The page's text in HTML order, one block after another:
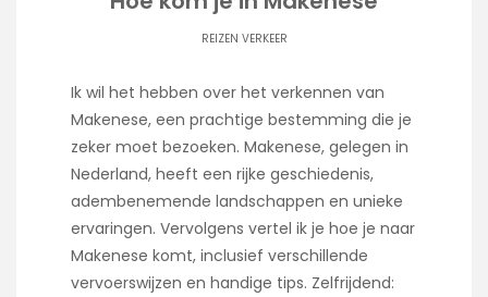
REIZEN VERKEER
Ik wil het hebben over het verkennen van
Makenese, een prachtige bestemming die je
zeker moet bezoeken. Makenese, gelegen in
Nederland, heeft een rijke geschiedenis,
adembenemende landschappen en unieke
ervaringen. Vervolgens vertel ik je hoe je naar
Makenese komt, inclusief verschillende
vervoerswijzen en handige tips. Zelfrijdend: